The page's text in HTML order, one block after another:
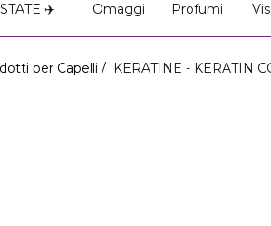
✈️ Omaggi Profumi
per Capelli KERATINE - KERATIN